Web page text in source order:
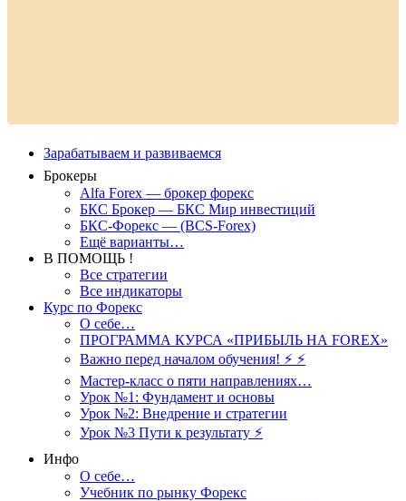
Зарабатываем и развиваемся
Брокеры
Alfa Forex — брокер форекс
БКС Брокер — БКС Мир инвестиций
БКС-Форекс — (BCS-Forex)
Ещё варианты…
В ПОМОЩЬ !
Все стратегии
Все индикаторы
Курс по Форекс
О себе…
ПРОГРАММА КУРСА «ПРИБЫЛЬ НА FOREX»
Важно перед началом обучения! ⚡ ⚡
Мастер-класс о пяти направлениях…
Урок №1: Фундамент и основы
Урок №2: Внедрение и стратегии
Урок №3 Пути к результату ⚡️
Инфо
О себе…
Учебник по рынку Форекс